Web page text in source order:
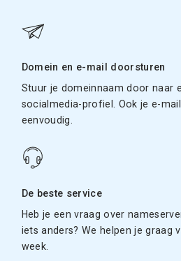
Domein en e-mail doorsturen
Stuur je domeinnaam door naar
socialmedia-profiel. Ook je e-
eenvoudig.
De beste service
Heb je een vraag over
iets anders? We helpen je graag
week.